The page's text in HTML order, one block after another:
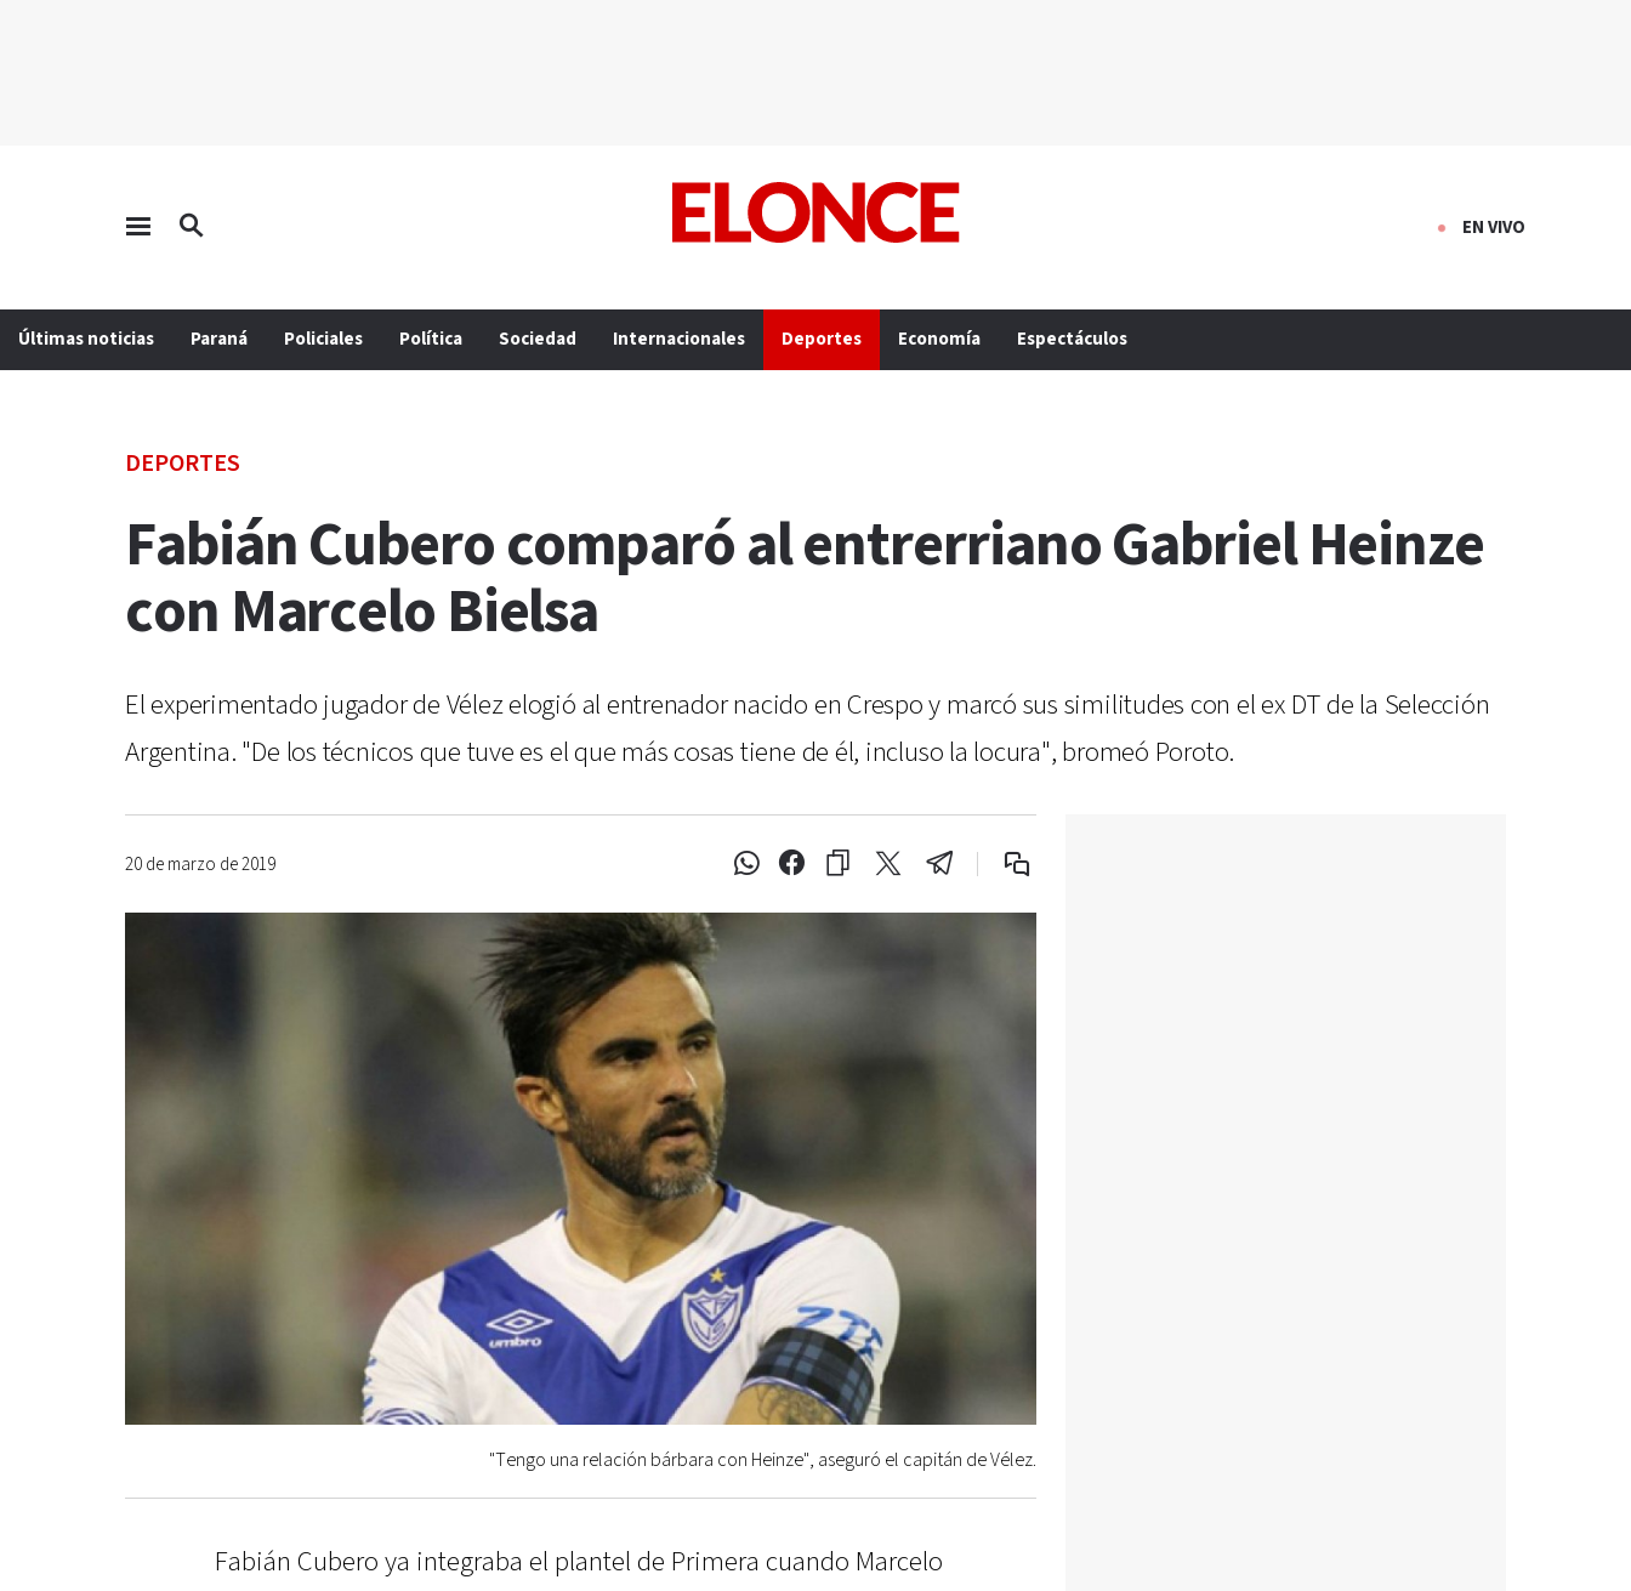
EN VIVO
Últimas noticias Paraná Policiales Política Sociedad Internacionales Deportes Economía Espectáculos
DEPORTES
Fabián Cubero comparó al entrerriano Gabriel Heinze
con Marcelo Bielsa
El experimentado jugador de Vélez elogió al entrenador nacido en Crespo y marcó sus similitudes con el ex DT de la Selección
Argentina. "De los técnicos que tuve es el que más cosas tiene de él, incluso la locura", bromeó Poroto.
20 de marzo de 2019
"Tengo una relación bárbara con Heinze", aseguró el capitán de Vélez.
Fabián Cubero ya integraba el plantel de Primera cuando Marcelo